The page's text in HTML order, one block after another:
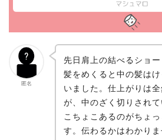
匿名
先日肩上の結べるショー
髪をめくると中の髪は
いました。仕上がりは
が、中のざく切りされ
こちょこあるのがちょ
す。伝わるかはわかり